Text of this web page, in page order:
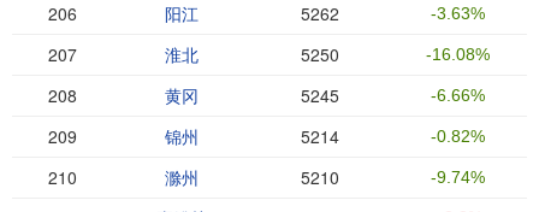
206 阳江 5262 -3.63%
207 淮北 5250 -16.08%
208 黄冈 5245 -6.66%
209 锦州 5214 -0.82%
210 滁州 5210 -9.74%